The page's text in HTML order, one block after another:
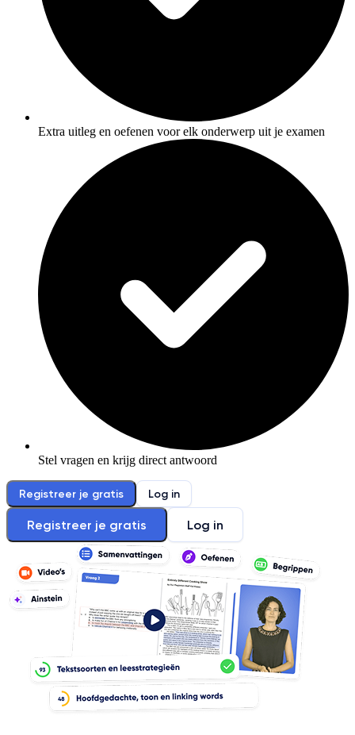
Extra uitleg en oefenen voor elk onderwerp uit je examen
Stel vragen en krijg direct antwoord
Registreer je gratis Log in
Registreer je gratis Log in